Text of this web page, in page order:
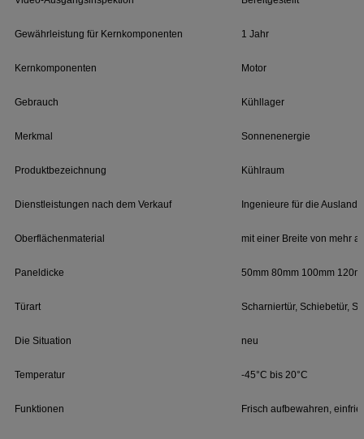
Gewährleistung für Kernkomponenten 1 Jahr
Kernkomponenten Motor
Gebrauch Kühllager
Merkmal Sonnenenergie
Produktbezeichnung Kühlraum
Dienstleistungen nach dem Verkauf Ingenieure für die
Oberflächenmaterial mit einer Breite von mehr
Paneldicke 50mm 80mm 100mm
Türart Scharniertür, Schiebetür,
Die Situation neu
Temperatur -45°C bis 20°C
Funktionen Frisch aufbewahren,